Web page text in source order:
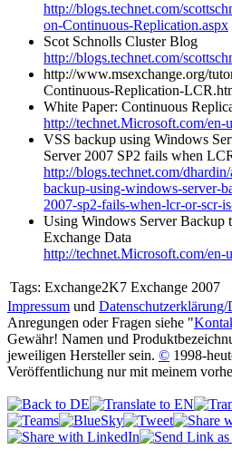
http://blogs.technet.com/
on-Continuous-Replication.aspx
Scot Schnolls Cluster Blog
http://blogs.technet.com/
http://www.msexchange.org/
Continuous-Replication-
White Paper: Continuous
http://technet.Microsoft.com/en-
VSS backup using Windows
Server 2007 SP2 fails when
http://blogs.technet.com/
backup-using-windows-server-
2007-sp2-fails-when-lcr-or-scr-
Using Windows Server Backup
Exchange Data
http://technet.Microsoft.com/en-
Tags: Exchange2K7 Exchange 2007
Impressum und
Anregungen oder Fragen siehe "
Gewähr! Namen und
jeweiligen Hersteller sein. © 1998-
Veröffentlichung nur mit meinem